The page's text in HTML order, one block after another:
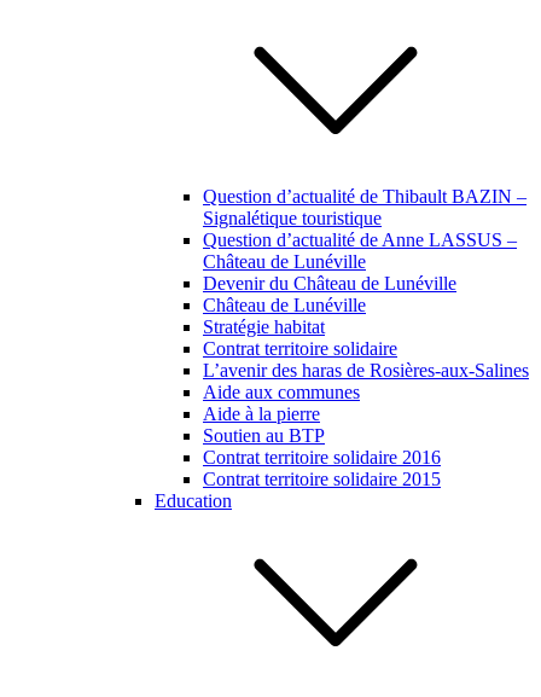
Question d’actualité de Thibault BAZIN –
Signalétique touristique
Question d’actualité de Anne LASSUS –
Château de Lunéville
Devenir du Château de Lunéville
Château de Lunéville
Stratégie habitat
Contrat territoire solidaire
L’avenir des haras de Rosières-aux-Salines
Aide aux communes
Aide à la pierre
Soutien au BTP
Contrat territoire solidaire 2016
Contrat territoire solidaire 2015
Education